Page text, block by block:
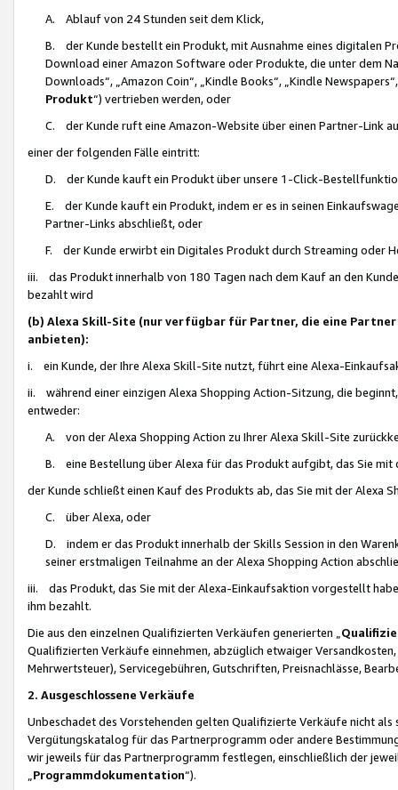
A. Ablauf von 24 Stunden seit dem Klick,
B. der Kunde bestellt ein Produkt, mit Ausnahme eines digitalen
Download einer Amazon Software oder Produkte, die unter dem
Downloads“, „Amazon Coin“, „Kindle Books“, „Kindle
Produkt“) vertrieben werden, oder
C. der Kunde ruft eine Amazon-Website über einen Partner-Link
einer der folgenden Fälle eintritt:
D. der Kunde kauft ein Produkt über unsere 1-Click-
E. der Kunde kauft ein Produkt, indem er es in seinen
Partner-Links abschließt, oder
F. der Kunde erwirbt ein Digitales Produkt durch Streaming oder
iii. das Produkt innerhalb von 180 Tagen nach dem Kauf an den
bezahlt wird
(b) Alexa Skill-Site (nur verfügbar für Partner, die eine
anbieten):
i. ein Kunde, der Ihre Alexa Skill-Site nutzt, führt eine Alexa-
ii. während einer einzigen Alexa Shopping Action-Sitzung, die
entweder:
A. von der Alexa Shopping Action zu Ihrer Alexa Skill-Site
B. eine Bestellung über Alexa für das Produkt aufgibt, das Sie mit
der Kunde schließt einen Kauf des Produkts ab, das Sie mit der Alexa
C. über Alexa, oder
D. indem er das Produkt innerhalb der Skills Session in den
seiner erstmaligen Teilnahme an der Alexa Shopping Action
iii. das Produkt, das Sie mit der Alexa-Einkaufsaktion vorgestellt
ihm bezahlt.
Die aus den einzelnen Qualifizierten Verkäufen generierten „
Qualifizierten Verkäufe einnehmen, abzüglich etwaiger
Mehrwertsteuer), Servicegebühren, Gutschriften, Preisnachlässe,
2. Ausgeschlossene Verkäufe
Unbeschadet des Vorstehenden gelten Qualifizierte Verkäufe nicht
Vergütungskatalog für das Partnerprogramm oder andere
wir jeweils für das Partnerprogramm festlegen, einschließlich der
Programmdokumentation“).